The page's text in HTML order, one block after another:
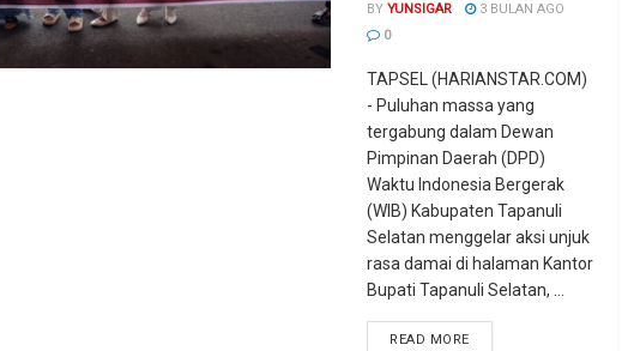
BY YUNSIGAR
3 BULAN AGO
0
TAPSEL (HARIANSTAR.COM)
- Puluhan massa yang
tergabung dalam Dewan
Pimpinan Daerah (DPD)
Waktu Indonesia Bergerak
(WIB) Kabupaten Tapanuli
Selatan menggelar aksi unjuk
rasa damai di halaman Kantor
Bupati Tapanuli Selatan, ...
READ MORE